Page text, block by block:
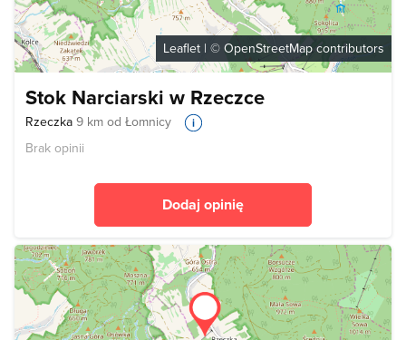
Leaflet | © OpenStreetMap contributors
Stok Narciarski w Rzeczce
Rzeczka 9 km od Łomnicy
Brak opinii
Dodaj opinię